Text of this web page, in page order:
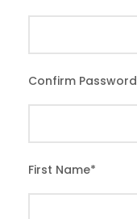
Confirm Password
First Name*